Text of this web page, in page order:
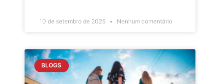
10 de setembro de 2025 Nenhum comentário
BLOGS